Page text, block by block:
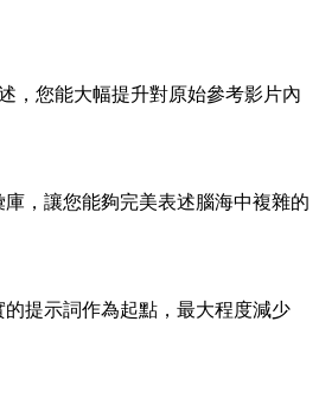
，您能大幅提升對原始參考影片內
，讓您能夠完美表述腦海中複雜的
提示詞作為起點，最大程度減少